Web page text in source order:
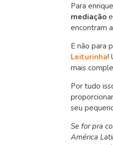
Para
mediação
encontram
E não para
Leiturinha!
mais
Por tudo
seu
Se for pra
América